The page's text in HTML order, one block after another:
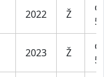
2022 Ž
5
2023 Ž
5